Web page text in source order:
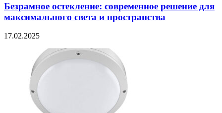
Безрамное остекление: современное решение для
максимального света и пространства
17.02.2025